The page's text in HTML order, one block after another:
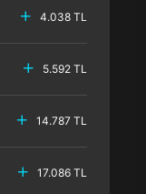
4.038 TL
5.592 TL
14.787 TL
17.086 TL